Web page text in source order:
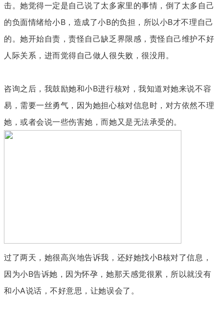
击。她觉得一定是自己说了太多家里的事情，倒了太多自己
的负面情绪给小B，造成了小B的负担，所以小B才不理自己
的。她开始自责，责怪自己缺乏界限感，责怪自己维护不好
人际关系，进而觉得自己做人很失败，很没用。
咨询之后，我鼓励她和小B进行核对，我知道对她来说不容
易，需要一丝勇气，因为她担心核对信息时，对方依然不理
她，或者会说一些伤害她，而她又是无法承受的。
过了两天，她很高兴地告诉我，还好她找小B核对了信息，
因为小B告诉她，因为怀孕，她那天感觉很累，所以就没有
和小A说话，不好意思，让她误会了。